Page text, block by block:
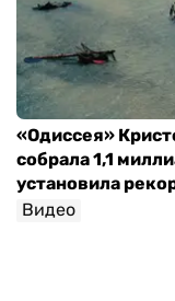
«Одиссея»
собрала 1,1
установила
Видео